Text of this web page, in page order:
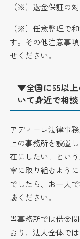
（※）返金保証の
（※）任意整理で
す。その他注意事
せください。
▼全国に65以上
いて身近で相
アディーレ法律事
上の事務所を設置
在にしたい」とい
寧に取り組むよう
でしたら、お一人
談ください。
当事務所では借金
おり、法人全体で